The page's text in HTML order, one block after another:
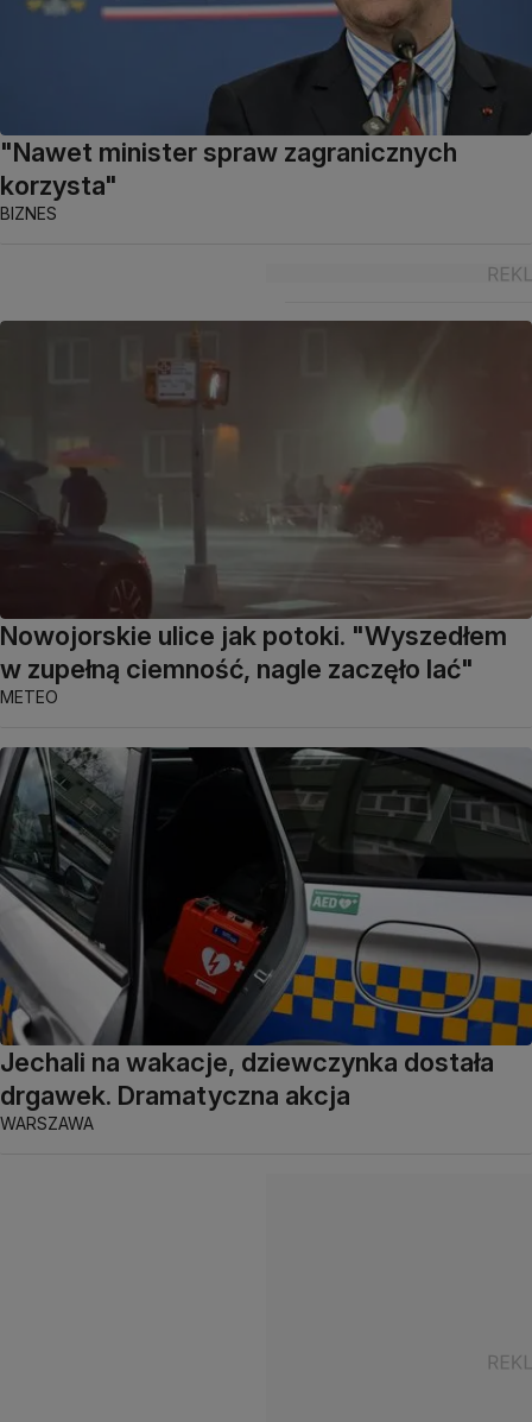
"Nawet minister spraw zagranicznych
korzysta"
BIZNES
Nowojorskie ulice jak potoki. "Wyszedłem
w zupełną ciemność, nagle zaczęło lać"
METEO
Jechali na wakacje, dziewczynka dostała
drgawek. Dramatyczna akcja
WARSZAWA